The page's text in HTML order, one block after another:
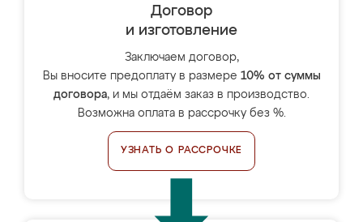
Договор
и изготовление
Заключаем договор,
Вы вносите предоплату в размере 10% от суммы
договора, и мы отдаём заказ в производство.
Возможна оплата в рассрочку без %.
УЗНАТЬ О РАССРОЧКЕ